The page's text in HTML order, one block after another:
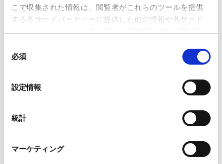
こで収集された情報は、閲覧者がこれらのツールを提供
する各サードパーティーに提供した他の情報や各サード
ことがあります。
Google Analytics利用規約（
Marketo
外部サイト）
LinkedIn プライバシーポリシー（
必須
設定情報
統計
マーケティング
2024.04.04